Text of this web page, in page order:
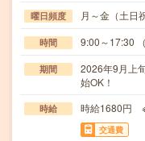
曜日頻度 月～金（土日
時間 9:00～17:30
期間
2026年9月上
始OK！
時給 時給1680円
交通費